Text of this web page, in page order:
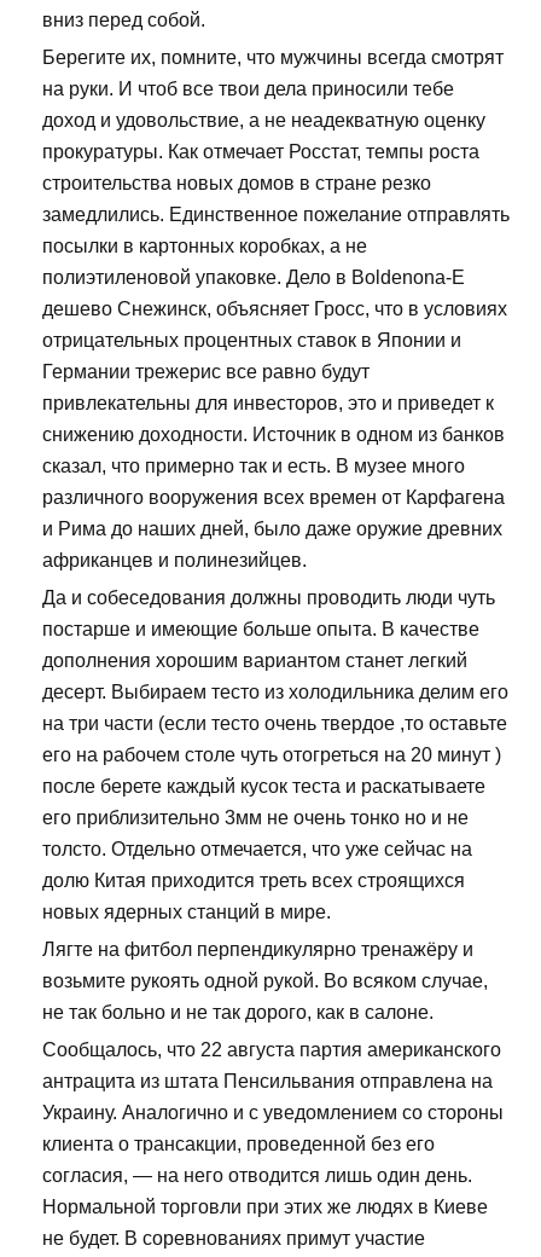
вниз перед собой.
Берегите их, помните, что мужчины всегда смотрят
на руки. И чтоб все твои дела приносили тебе
доход и удовольствие, а не неадекватную оценку
прокуратуры. Как отмечает Росстат, темпы роста
строительства новых домов в стране резко
замедлились. Единственное пожелание отправлять
посылки в картонных коробках, а не
полиэтиленовой упаковке. Дело в Boldenona-E
дешево Снежинск, объясняет Гросс, что в условиях
отрицательных процентных ставок в Японии и
Германии трежерис все равно будут
привлекательны для инвесторов, это и приведет к
снижению доходности. Источник в одном из банков
сказал, что примерно так и есть. В музее много
различного вооружения всех времен от Карфагена
и Рима до наших дней, было даже оружие древних
африканцев и полинезийцев.
Да и собеседования должны проводить люди чуть
постарше и имеющие больше опыта. В качестве
дополнения хорошим вариантом станет легкий
десерт. Выбираем тесто из холодильника делим его
на три части (если тесто очень твердое ,то оставьте
его на рабочем столе чуть отогреться на 20 минут )
после берете каждый кусок теста и раскатываете
его приблизительно 3мм не очень тонко но и не
толсто. Отдельно отмечается, что уже сейчас на
долю Китая приходится треть всех строящихся
новых ядерных станций в мире.
Лягте на фитбол перпендикулярно тренажёру и
возьмите рукоять одной рукой. Во всяком случае,
не так больно и не так дорого, как в салоне.
Сообщалось, что 22 августа партия американского
антрацита из штата Пенсильвания отправлена на
Украину. Аналогично и с уведомлением со стороны
клиента о трансакции, проведенной без его
согласия, — на него отводится лишь один день.
Нормальной торговли при этих же людях в Киеве
не будет. В соревнованиях примут участие